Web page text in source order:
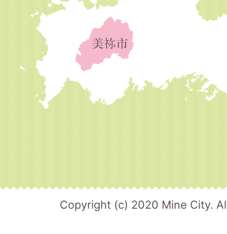
Copyright (c) 2020 Mine City.